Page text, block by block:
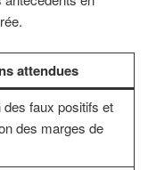
attendues
des faux positifs et
des marges de